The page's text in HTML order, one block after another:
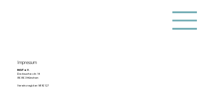
Impressum
MiSiT e. V.
Destouchesstr. 14
80803 München
Vereinsregister: VR 10127